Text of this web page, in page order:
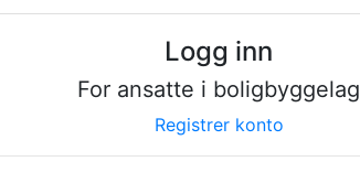
Logg inn
For ansatte i boligbyggelag
Registrer konto